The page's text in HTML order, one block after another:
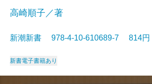
高崎順子／著
新潮新書 978-4-10-610689-7 814
新書電子書籍あり